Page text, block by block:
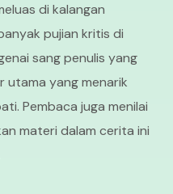
di kalangan
pujian kritis di
sang penulis yang
utama yang menarik
Pembaca juga menilai
materi dalam cerita ini